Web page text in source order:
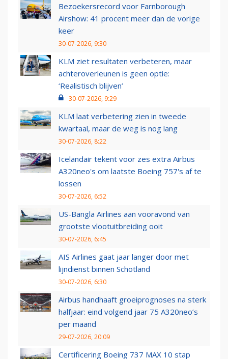
Bezoekersrecord voor Farnborough
Airshow: 41 procent meer dan de vorige
keer
30-07-2026, 9:30
KLM ziet resultaten verbeteren, maar
achteroverleunen is geen optie:
‘Realistisch blijven’
30-07-2026, 9:29
KLM laat verbetering zien in tweede
kwartaal, maar de weg is nog lang
30-07-2026, 8:22
Icelandair tekent voor zes extra Airbus
A320neo's om laatste Boeing 757's af te
lossen
30-07-2026, 6:52
US-Bangla Airlines aan vooravond van
grootste vlootuitbreiding ooit
30-07-2026, 6:45
AIS Airlines gaat jaar langer door met
lijndienst binnen Schotland
30-07-2026, 6:30
Airbus handhaaft groeiprognoses na sterk
halfjaar: eind volgend jaar 75 A320neo’s
per maand
29-07-2026, 20:09
Certificering Boeing 737 MAX 10 stap